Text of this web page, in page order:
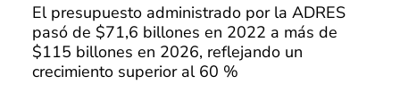
El presupuesto administrado por la ADRES
pasó de $71,6 billones en 2022 a más de
$115 billones en 2026, reflejando un
crecimiento superior al 60 %